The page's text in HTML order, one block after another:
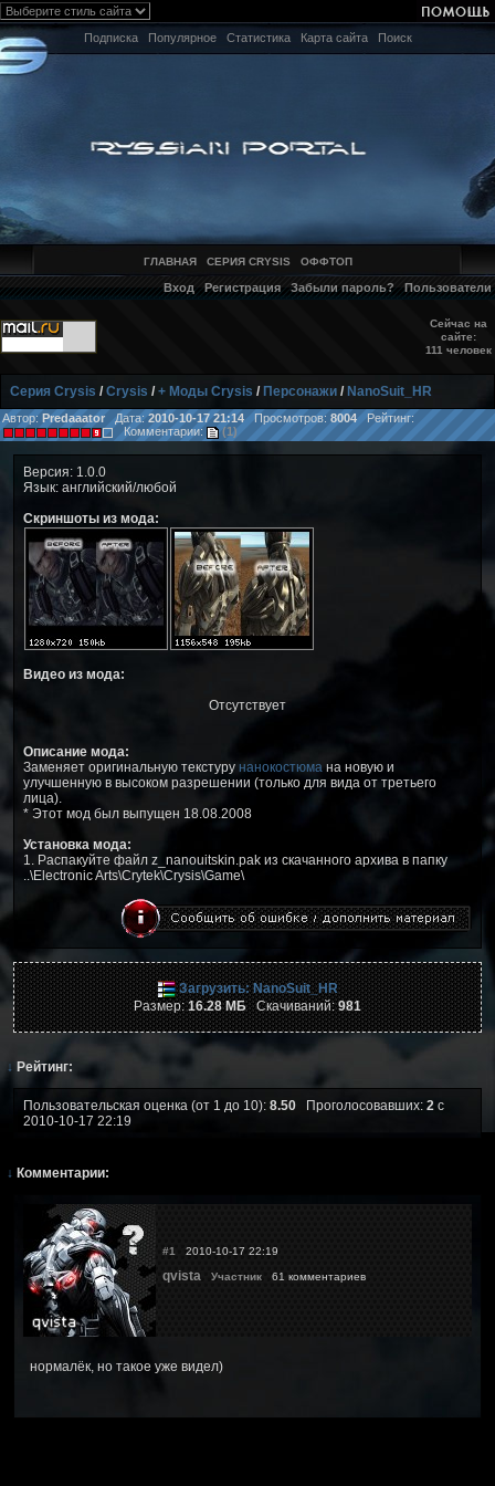
Подписка Популярное Статистика Карта сайта Поиск
ГЛАВНАЯ СЕРИЯ CRYSIS ОФФТОП
Вход Регистрация Забыли пароль? Пользователи
Сейчас на
сайте:
111 человек
Серия Crysis /Crysis /+ Моды Crysis / Персонажи / NanoSuit_HR
Автор: Predaaator Дата:2010-10-17 21:14Просмотров: 8004Рейтинг:
Комментарии:
(1)
Версия: 1.0.0
Язык: английский/любой
Скриншоты из мода:
Видео из мода:
Отсутствует
Описание мода:
Заменяет оригинальную текстуру нанокостюма на новую и
улучшенную в высоком разрешении (только для вида от третьего
лица).
* Этот мод был выпущен 18.08.2008
Установка мода:
1. Распакуйте файл z_nanouitskin.pak из скачанного архива в папку
..\Electronic Arts\Crytek\Crysis\Game\
Загрузить: NanoSuit_HR
Размер:16.28 МБСкачиваний:981
↓ Рейтинг:
Пользовательская оценка (от 1 до 10): 8.50 Проголосовавших: 2 с
2010-10-17 22:19
↓ Комментарии:
#1 2010-10-17 22:19
qvista Участник 61 комментариев
нормалёк, но такое уже видел)